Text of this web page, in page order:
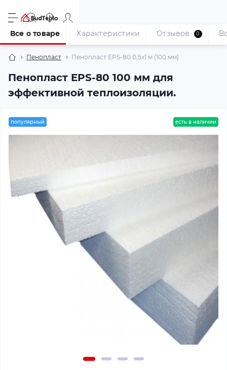
Пенопласт Пенопласт EPS-80 0,5х1 м (100 мм)
Пенопласт EPS-80 100 мм для
эффективной теплоизоляции.
Все о товаре Характеристики Отзывов 0
популярный есть в наличии